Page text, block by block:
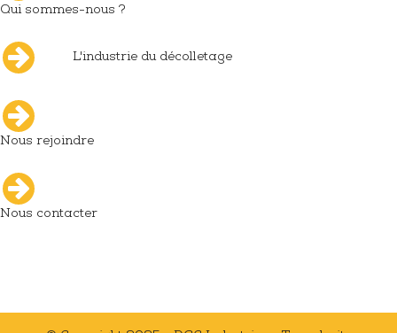
Qui sommes-nous ?
L'industrie du décolletage
Nous rejoindre
Nous contacter